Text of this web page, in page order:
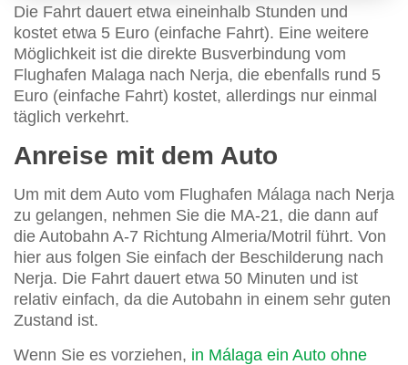
Die Fahrt dauert etwa eineinhalb Stunden und
kostet etwa 5 Euro (einfache Fahrt). Eine weitere
Möglichkeit ist die direkte Busverbindung vom
Flughafen Malaga nach Nerja, die ebenfalls rund 5
Euro (einfache Fahrt) kostet, allerdings nur einmal
täglich verkehrt.
Anreise mit dem Auto
Um mit dem Auto vom Flughafen Málaga nach Nerja
zu gelangen, nehmen Sie die MA-21, die dann auf
die Autobahn A-7 Richtung Almeria/Motril führt. Von
hier aus folgen Sie einfach der Beschilderung nach
Nerja. Die Fahrt dauert etwa 50 Minuten und ist
relativ einfach, da die Autobahn in einem sehr guten
Zustand ist.
Wenn Sie es vorziehen, in Málaga ein Auto ohne